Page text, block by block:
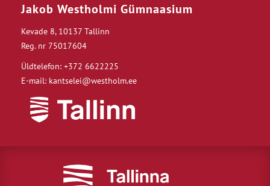
Jakob Westholmi Gümnaasium
Kevade 8, 10137 Tallinn
Reg. nr 75017604
Üldtelefon: +372 6622225
E-mail: kantselei@westholm.ee